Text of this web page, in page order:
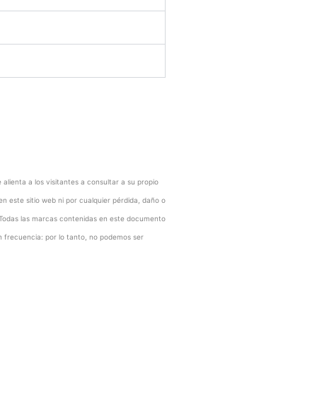
a los visitantes a consultar a su propio
este sitio web ni por cualquier pérdida, daño o
las marcas contenidas en este documento
frecuencia: por lo tanto, no podemos ser